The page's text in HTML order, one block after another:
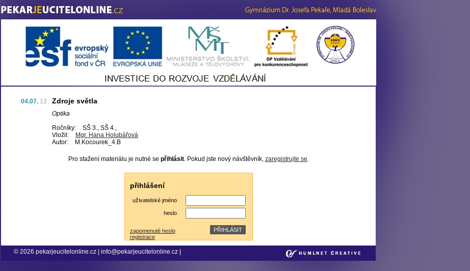
04.07. 12 Zdroje světla
Optika
Ročníky:
SŠ 3., SŠ 4.,
Vložil:
Mgr. Hana Holubářová
Autor:
M.Kocourek_4.B
Pro stažení materiálu je nutné se přihlásit. Pokud jste nový návštěvník, zaregistrujte se.
přihlášení
uživatelské jméno
heslo
zapomenuté heslo
registrace
© 2026 pekarjeucitelonline.cz info@pekarjeucitelonline.cz